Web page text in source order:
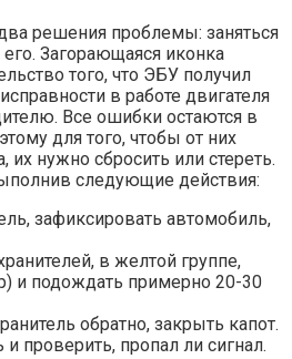
два решения проблемы: заняться
Загорающаяся иконка
того, что ЭБУ получил
в работе двигателя
Все ошибки остаются в
для того, чтобы от них
их нужно сбросить или стереть.
следующие действия:
зафиксировать автомобиль,
в желтой группе,
и подождать примерно 20-30
обратно, закрыть капот.
и проверить, пропал ли сигнал.